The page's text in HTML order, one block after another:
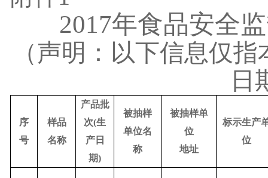
2017年食品安全
（声明：以下信息仅
日
序
号
样品
名称
产品批
次(生
产日
期)
被抽样
单位名
称
被抽样单
位
地址
标示生产
位